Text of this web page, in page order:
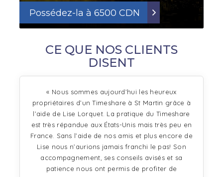
Possédez-la à 6500 CDN
CE QUE NOS CLIENTS
DISENT
« Nous sommes aujourd’hui les heureux
propriétaires d’un Timeshare à St Martin grâce à
l’aide de Lise Lorquet. La pratique du Timeshare
est très répandue aux États-Unis mais très peu en
France. Sans l’aide de nos amis et plus encore de
Lise nous n’aurions jamais franchi le pas! Son
accompagnement, ses conseils avisés et sa
patience nous ont permis de profiter de